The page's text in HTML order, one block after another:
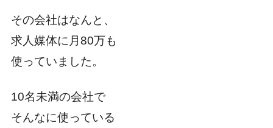
その会社はなんと、
求人媒体に月80万も
使っていました。
10名未満の会社で
そんなに使っている